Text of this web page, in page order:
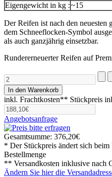
Eigengewicht in kg :~15
Der Reifen ist nach den neuesten
dem Schneeflocken-Symbol
als auch ganzjährig einsetzbar.
Rundererneuerter Reifen auf
inkl. Frachtkosten** Stückpreis
Angebotsanfrage
Gesamtsumme: 376,20€
* Der Stückpreis ändert sich beim
Bestellmenge
** Versandkosten inklusive nach
Ändern Sie hier die